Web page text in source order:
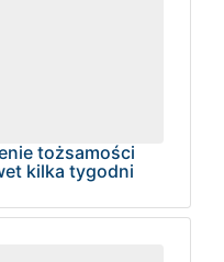
tożsamości
kilka tygodni